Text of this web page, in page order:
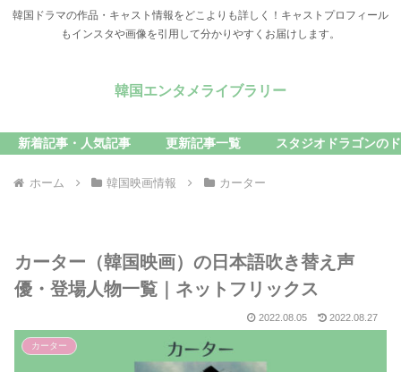
韓国ドラマの作品・キャスト情報をどこよりも詳しく！キャストプロフィール
もインスタや画像を引用して分かりやすくお届けします。
韓国エンタメライブラリー
新着記事・人気記事 更新記事一覧 スタジオドラゴンの
ホーム 韓国映画情報 カーター
カーター（韓国映画）の日本語吹き替え声
優・登場人物一覧｜ネットフリックス
2022.08.05 2022.08.27
カーター